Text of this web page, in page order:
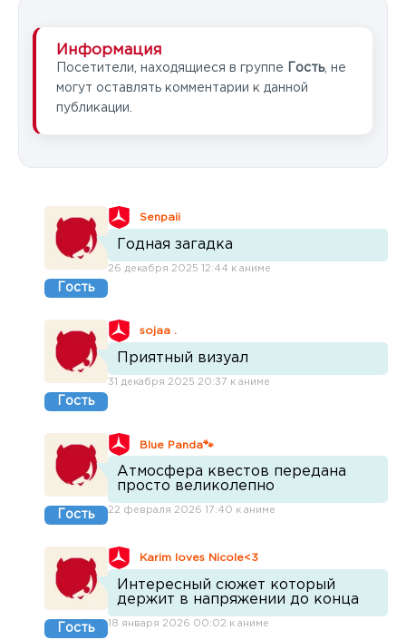
Информация
Посетители, находящиеся в группе Гость, не
могут оставлять комментарии к данной
публикации.
Гость
Senpaii
Годная загадка
26 декабря 2025 12:44 к аниме
Гость
sojaa .
Приятный визуал
31 декабря 2025 20:37 к аниме
Гость
Blue Panda🐾
Атмосфера квестов передана
просто великолепно
22 февраля 2026 17:40 к аниме
Гость
Karim loves Nicole<3
Интересный сюжет который
держит в напряжении до конца
18 января 2026 00:02 к аниме